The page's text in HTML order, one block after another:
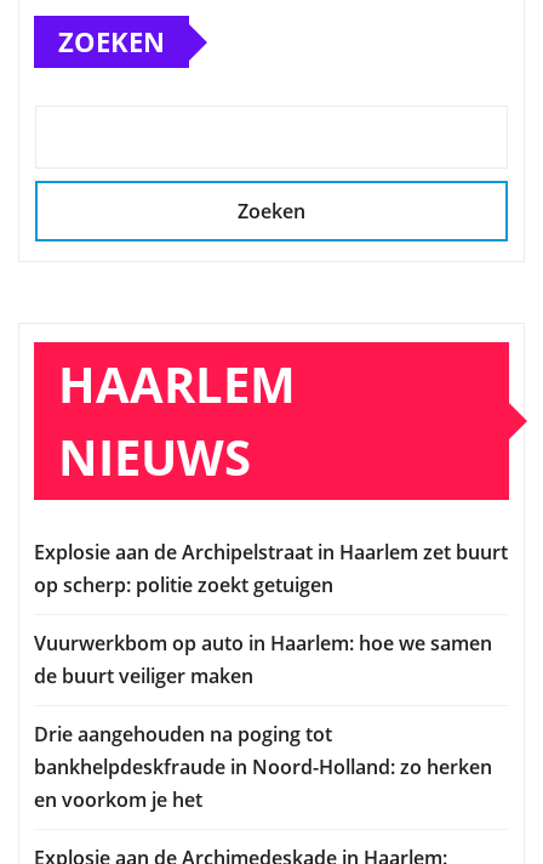
ZOEKEN
Zoeken
HAARLEM
NIEUWS
Explosie aan de Archipelstraat in Haarlem zet buurt
op scherp: politie zoekt getuigen
Vuurwerkbom op auto in Haarlem: hoe we samen
de buurt veiliger maken
Drie aangehouden na poging tot
bankhelpdeskfraude in Noord-Holland: zo herken
en voorkom je het
Explosie aan de Archimedeskade in Haarlem: